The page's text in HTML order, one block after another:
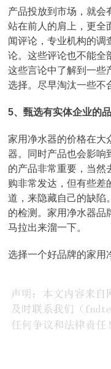
产品投放到市场，就会
站在前人的肩上，更全
闻评论，专业机构的调
论。这些评论也不能全
这些言论中了解到一些
选择。尽早淘汰一些不
5、甄选有实体企业的
家用净水器的价格在大
器。同时产品也会影响
的产品非常重要，当然
购非常发达，但有些差
道，来隐藏自己的缺陷
的检测。家用净水器品
马拉出来溜一下。
选择一个好品牌的家用